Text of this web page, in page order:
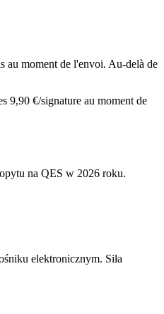
au moment de l'envoi. Au-delà de
9,90 €/signature au moment de
na QES w 2026 roku.
elektronicznym. Siła